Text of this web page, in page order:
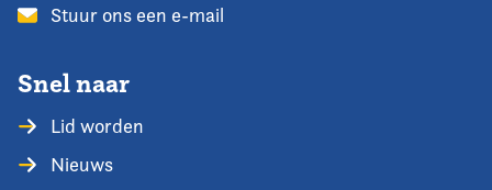
Stuur ons een e-mail
Snel naar
Lid worden
Nieuws